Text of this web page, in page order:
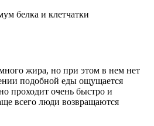
белка и клетчатки
жира, но при этом в нем нет
подобной еды ощущается
проходит очень быстро и
всего люди возвращаются